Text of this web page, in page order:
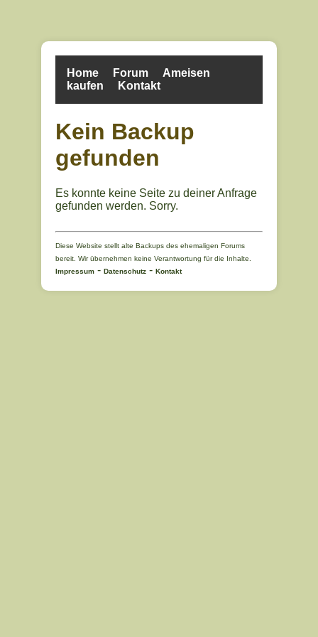
Home Forum
Ameisen
kaufen
Kontakt
Kein Backup
gefunden
Es konnte keine Seite zu deiner Anfrage
gefunden werden. Sorry.
Diese Website stellt alte Backups des ehemaligen Forums
bereit. Wir übernehmen keine Verantwortung für die Inhalte.
Impressum - Datenschutz - Kontakt